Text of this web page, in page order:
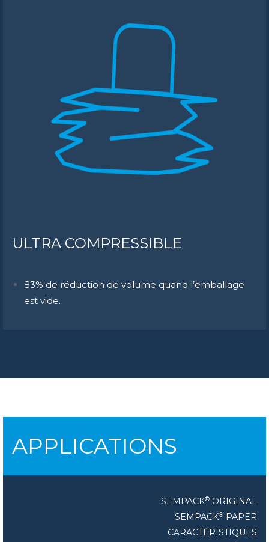
ULTRA COMPRESSIBLE
83% de réduction de volume quand l’emballage
est vide.
APPLICATIONS
SEMPACK® ORIGINAL
SEMPACK® PAPER
CARACTÉRISTIQUES